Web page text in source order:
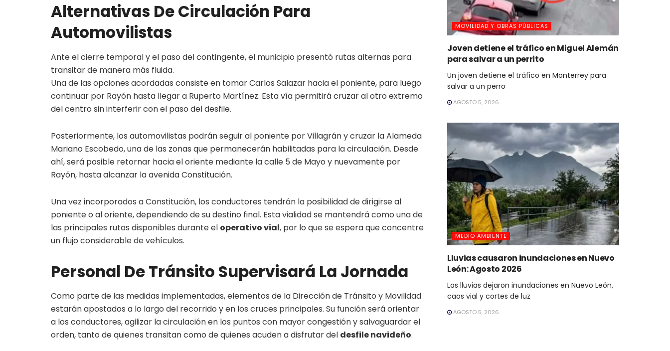
Alternativas De Circulación Para
Automovilistas
Ante el cierre temporal y el paso del contingente, el municipio presentó rutas alternas para
transitar de manera más fluida.
Una de las opciones acordadas consiste en tomar Carlos Salazar hacia el poniente, para luego
continuar por Rayón hasta llegar a Ruperto Martínez. Esta vía permitirá cruzar al otro extremo
del centro sin interferir con el paso del desfile.
Posteriormente, los automovilistas podrán seguir al poniente por Villagrán y cruzar la Alameda
Mariano Escobedo, una de las zonas que permanecerán habilitadas para la circulación. Desde
ahí, será posible retornar hacia el oriente mediante la calle 5 de Mayo y nuevamente por
Rayón, hasta alcanzar la avenida Constitución.
Una vez incorporados a Constitución, los conductores tendrán la posibilidad de dirigirse al
poniente o al oriente, dependiendo de su destino final. Esta vialidad se mantendrá como una de
las principales rutas disponibles durante el operativo vial, por lo que se espera que concentre
un flujo considerable de vehículos.
Personal De Tránsito Supervisará La Jornada
Como parte de las medidas implementadas, elementos de la Dirección de Tránsito y Movilidad
estarán apostados a lo largo del recorrido y en los cruces principales. Su función será orientar
a los conductores, agilizar la circulación en los puntos con mayor congestión y salvaguardar el
orden, tanto de quienes transitan como de quienes acuden a disfrutar del desfile navideño.
MOVILIDAD Y OBRAS PÚBLICAS
Joven detiene el tráfico en Miguel Alemán
para salvar a un perrito
Un joven detiene el tráfico en Monterrey para
salvar a un perro
AGOSTO 5, 2026
MEDIO AMBIENTE
Lluvias causaron inundaciones en Nuevo
León: Agosto 2026
Las lluvias dejaron inundaciones en Nuevo León,
caos vial y cortes de luz
AGOSTO 5, 2026